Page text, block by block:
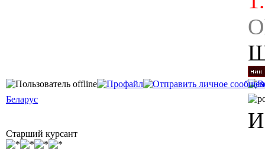
Беларус
Старший курсант
И